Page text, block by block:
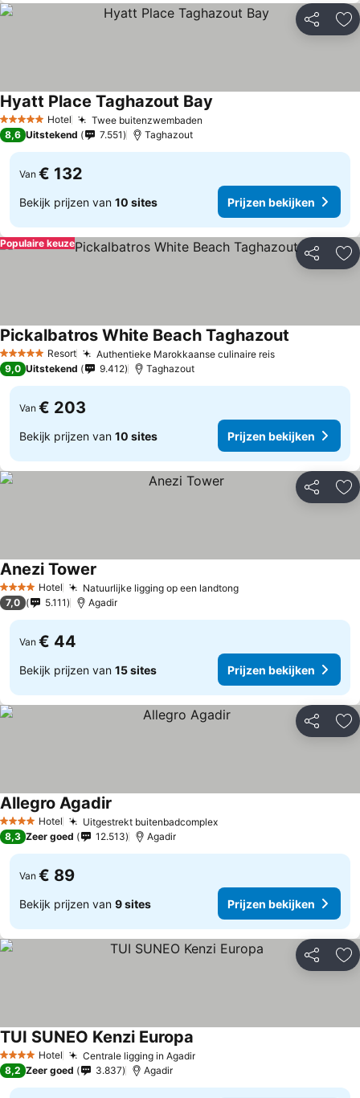
Delen
5 Sterren Hotel Twee buitenzwembaden
Hyatt Place Taghazout Bay
8,6 Uitstekend 7.551 Taghazout
Van € 132
Bekijk prijzen van 10 sites Prijzen bekijken
Delen
Populaire keuze
5 Sterren Resort Authentieke Marokkaanse culinaire reis
Pickalbatros White Beach Taghazout
9,0 Uitstekend 9.412 Taghazout
Van € 203
Bekijk prijzen van 10 sites Prijzen bekijken
Delen
4 SterrenHotel Natuurlijke ligging op een landtong
Anezi Tower
7,0 5.111 Agadir
Van € 44
Bekijk prijzen van 15 sites Prijzen bekijken
Delen
4 SterrenHotel Uitgestrekt buitenbadcomplex
Allegro Agadir
8,3 Zeer goed 12.513 Agadir
Van € 89
Bekijk prijzen van 9 sites Prijzen bekijken
Delen
4 SterrenHotel Centrale ligging in Agadir
TUI SUNEO Kenzi Europa
8,2 Zeer goed 3.837 Agadir